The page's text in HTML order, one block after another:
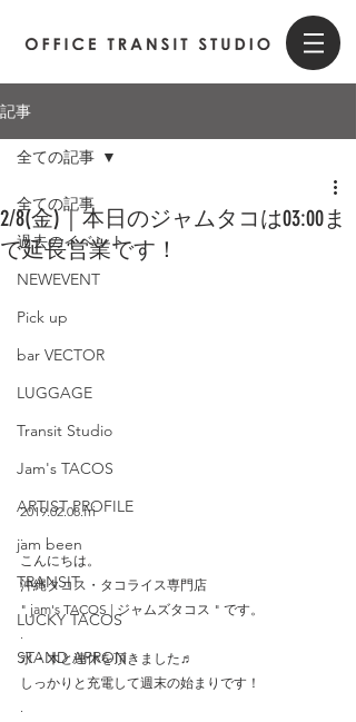
記事
全ての記事
過去のイベント
NEWEVENT
Pick up
bar VECTOR
LUGGAGE
Transit Studio
Jam's TACOS
ARTIST PROFILE
jam been
TRANSIT
LUCKY TACOS
STAND APRON
全ての記事
2/8(金)｜本日のジャムタコは03:00ま
で延長営業です！
2019.02.08.fri
.
こんにちは。
沖縄タコス・タコライス専門店
" jam's TACOS | ジャムズタコス " です。
.
水・木と連休を頂きました♬
しっかりと充電して週末の始まりです！
.